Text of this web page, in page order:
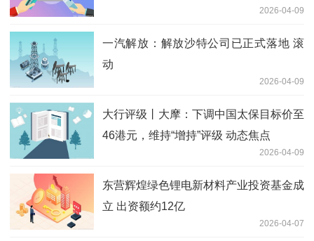
2026-04-09
一汽解放：解放沙特公司已正式落地 滚
动
2026-04-09
大行评级丨大摩：下调中国太保目标价至
46港元，维持“增持”评级 动态焦点
2026-04-09
东营辉煌绿色锂电新材料产业投资基金成
立 出资额约12亿
2026-04-07